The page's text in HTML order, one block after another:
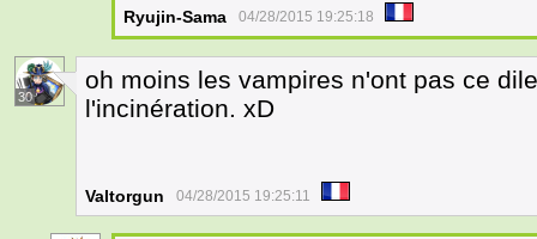
Ryujin-Sama 04/28/2015 19:25:18
30
oh moins les vampires n'ont pas ce
l'incinération. xD
Valtorgun 04/28/2015 19:25:11